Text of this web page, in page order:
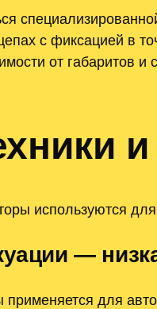
с фиксацией в
от габаритов и
используются
—
для